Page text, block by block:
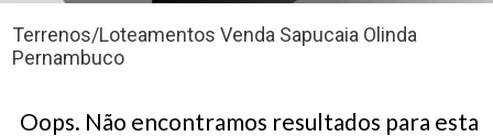
Terrenos/Loteamentos Venda Sapucaia Olinda
Pernambuco
Oops. Não encontramos resultados para esta